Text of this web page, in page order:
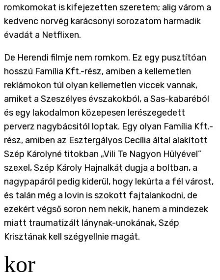
romkomokat is kifejezetten szeretem; alig várom a
kedvenc norvég karácsonyi sorozatom harmadik
évadát a Netflixen.
De Herendi filmje nem romkom. Ez egy pusztítóan
hosszú Família Kft.-rész, amiben a kellemetlen
reklámokon túl olyan kellemetlen viccek vannak,
amiket a Szeszélyes évszakokból, a Sas-kabaréból
és egy lakodalmon közepesen lerészegedett
perverz nagybácsitól loptak. Egy olyan Família Kft.-
rész, amiben az Esztergályos Cecília által alakított
Szép Károlyné titokban „Vili Te Nagyon Hülyével”
szexel, Szép Károly Hajnalkát dugja a boltban, a
nagypapáról pedig kiderül, hogy lekúrta a fél várost,
és talán még a lovin is szokott fajtalankodni, de
ezekért végső soron nem nekik, hanem a mindezek
miatt traumatizált lánynak-unokának, Szép
Krisztának kell szégyellnie magát.